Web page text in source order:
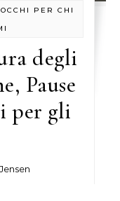
PER CHI
degli
Pause
per gli